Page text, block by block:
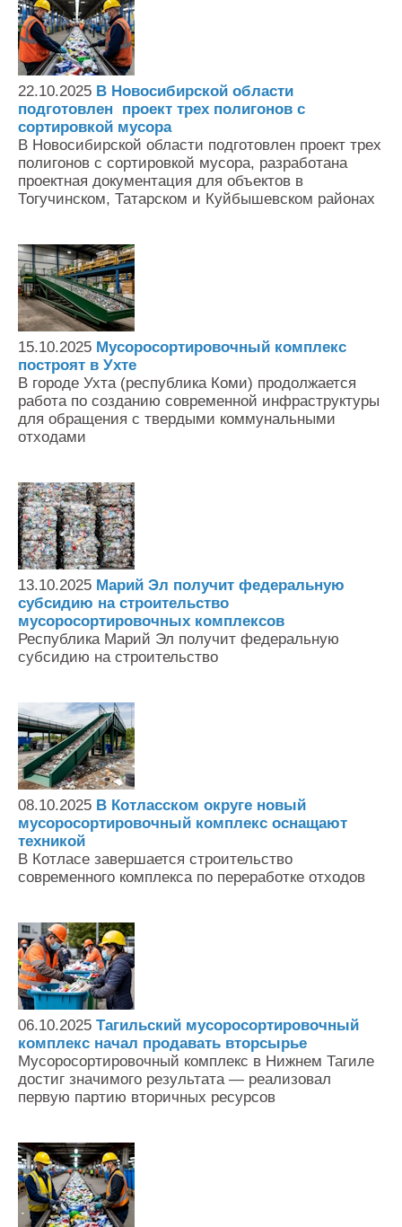
22.10.2025 В Новосибирской области
подготовлен проект трех полигонов с
сортировкой мусора
В Новосибирской области подготовлен проект трех
полигонов с сортировкой мусора, разработана
проектная документация для объектов в
Тогучинском, Татарском и Куйбышевском районах
15.10.2025 Мусоросортировочный комплекс
построят в Ухте
В городе Ухта (республика Коми) продолжается
работа по созданию современной инфраструктуры
для обращения с твердыми коммунальными
отходами
13.10.2025 Марий Эл получит федеральную
субсидию на строительство
мусоросортировочных комплексов
Республика Марий Эл получит федеральную
субсидию на строительство
08.10.2025 В Котласском округе новый
мусоросортировочный комплекс оснащают
техникой
В Котласе завершается строительство
современного комплекса по переработке отходов
06.10.2025 Тагильский мусоросортировочный
комплекс начал продавать вторсырье
Мусоросортировочный комплекс в Нижнем Тагиле
достиг значимого результата — реализовал
первую партию вторичных ресурсов